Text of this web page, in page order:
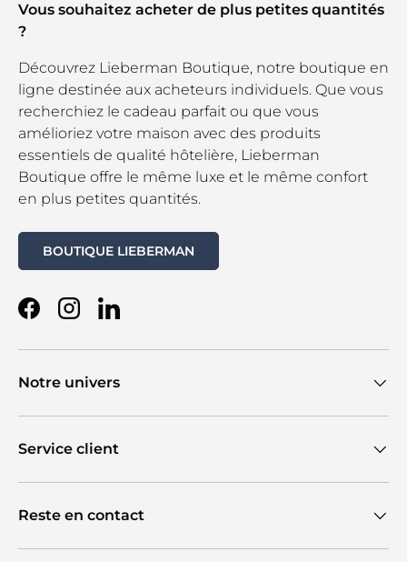
Vous souhaitez acheter de plus petites quantités
?
Découvrez Lieberman Boutique, notre boutique en
ligne destinée aux acheteurs individuels. Que vous
recherchiez le cadeau parfait ou que vous
amélioriez votre maison avec des produits
essentiels de qualité hôtelière, Lieberman
Boutique offre le même luxe et le même confort
en plus petites quantités.
BOUTIQUE LIEBERMAN
FacebookInstagramLinkedIn
Notre univers
Service client
Reste en contact